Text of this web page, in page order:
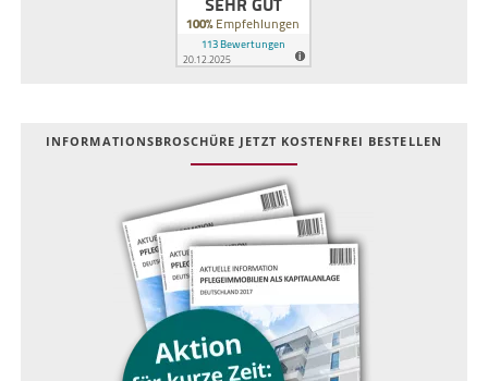
INFOR­MATIONS­BROSCHÜRE JETZT KOSTEN­FREI BESTELLEN